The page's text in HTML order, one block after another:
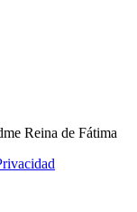
Reina de Fátima